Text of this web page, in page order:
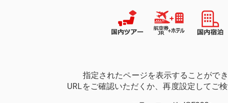
指定されたページを表示することができ
URLをご確認いただくか、再度設定してご検